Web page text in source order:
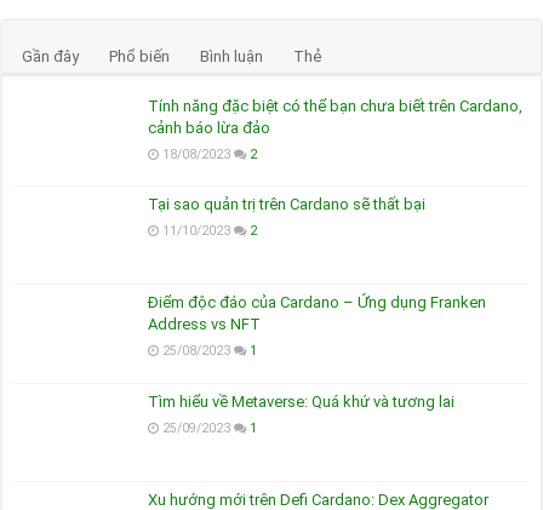
Gần đây Phổ biến Bình luận Thẻ
Tính năng đặc biệt có thể bạn chưa biết trên Cardano,
cảnh báo lừa đảo
18/08/2023 2
Tại sao quản trị trên Cardano sẽ thất bại
11/10/2023 2
Điểm độc đáo của Cardano – Ứng dụng Franken
Address vs NFT
25/08/2023 1
Tìm hiểu về Metaverse: Quá khứ và tương lai
25/09/2023 1
Xu hướng mới trên Defi Cardano: Dex Aggregator